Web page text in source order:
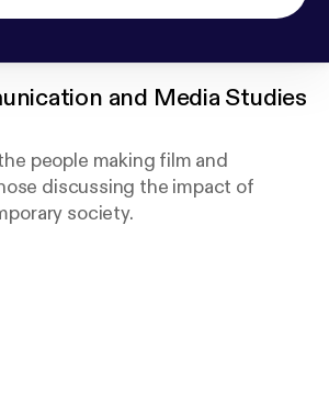
and Media Studies
people making film and
discussing the impact of
society.